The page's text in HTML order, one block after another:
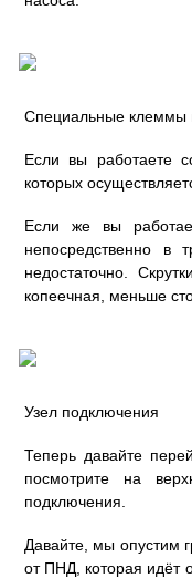
Специальные клеммы
Если вы работаете
которых
Если же вы
непосредственно в
недостаточно.
копеечная, меньше
Узел подключения
Теперь давайте
посмотрите на
подключения.
Давайте, мы опустим
от ПНД, которая идёт